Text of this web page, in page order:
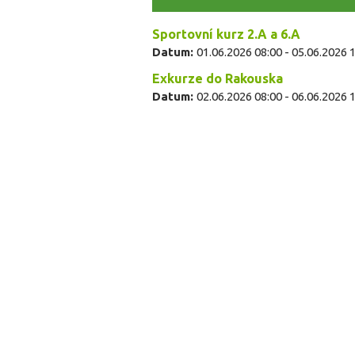
Sportovní kurz 2.A a 6.A
Datum: 01.06.2026 08:00 - 05.06.2026
Exkurze do Rakouska
Datum: 02.06.2026 08:00 - 06.06.2026